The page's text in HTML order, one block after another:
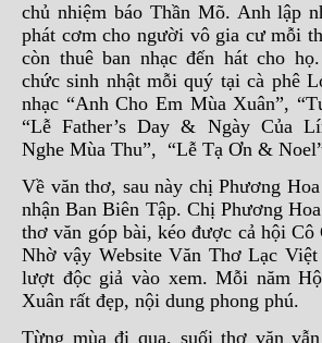
chủ nhiệm báo Thần Mõ. Anh lập
phát cơm cho người vô gia cư mỗi
còn thuê ban nhạc đến hát cho
chức sinh nhật mỗi quý tại cà phê
nhạc “Anh Cho Em Mùa Xuân”,
“Lễ Father’s Day & Ngày Của
Nghe Mùa Thu”, “Lễ Tạ Ơn &
Về văn thơ, sau này chị Phương
nhận Ban Biên Tập. Chị Phương
thơ văn góp bài, kéo được cả hội Cô
Nhờ vậy Website Văn Thơ Lạc
lượt độc giả vào xem. Mỗi năm
Xuân rất đẹp, nội dung phong phú.
Từng mùa đi qua, suối thơ văn